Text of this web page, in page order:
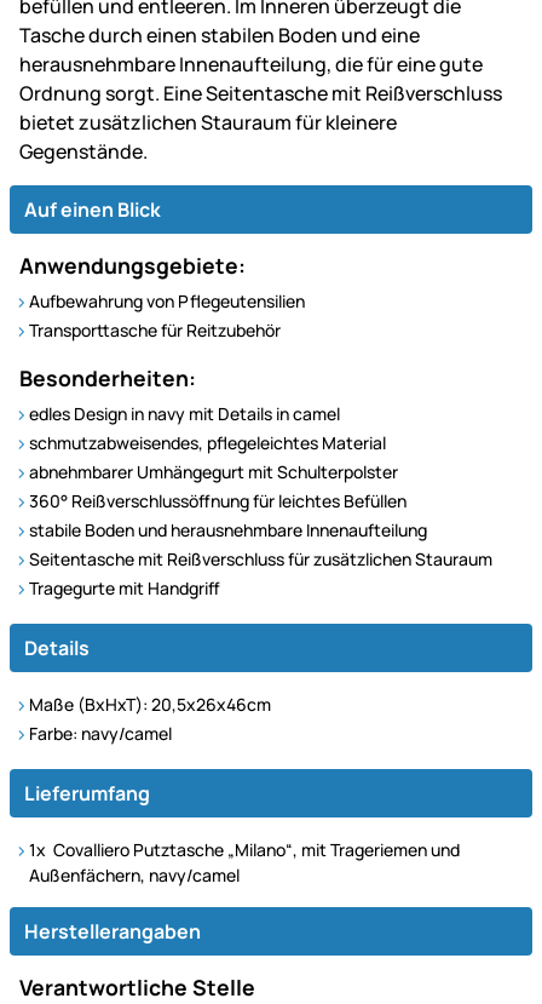
befüllen und entleeren. Im Inneren überzeugt die
Tasche durch einen stabilen Boden und eine
herausnehmbare Innenaufteilung, die für eine gute
Ordnung sorgt. Eine Seitentasche mit Reißverschluss
bietet zusätzlichen Stauraum für kleinere
Gegenstände.
Auf einen Blick
Anwendungsgebiete:
Aufbewahrung von Pflegeutensilien
Transporttasche für Reitzubehör
Besonderheiten:
edles Design in navy mit Details in camel
schmutzabweisendes, pflegeleichtes Material
abnehmbarer Umhängegurt mit Schulterpolster
360° Reißverschlussöffnung für leichtes Befüllen
stabile Boden und herausnehmbare Innenaufteilung
Seitentasche mit Reißverschluss für zusätzlichen Stauraum
Tragegurte mit Handgriff
Details
Maße (BxHxT): 20,5x26x46cm
Farbe: navy/camel
Lieferumfang
1x Covalliero Putztasche „Milano“, mit Trageriemen und
Außenfächern, navy/camel
Herstellerangaben
Verantwortliche Stelle